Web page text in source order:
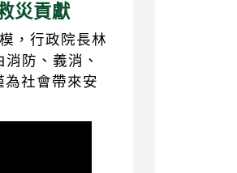
災貢獻
，行政院長林
防、義消、
社會帶來安